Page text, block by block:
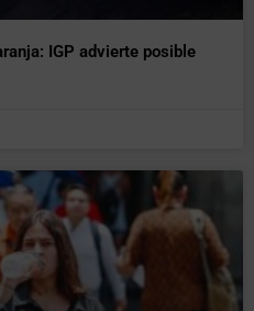
IGP advierte posible